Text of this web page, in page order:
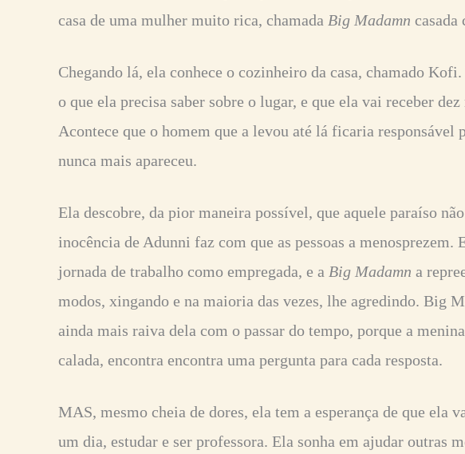
casa de uma mulher muito rica, chamada Big Madamn casada
Chegando lá, ela conhece o cozinheiro da casa, chamado
o que ela precisa saber sobre o lugar, e que ela vai receber
Acontece que o homem que a levou até lá ficaria responsável
nunca mais apareceu.
Ela descobre, da pior maneira possível, que aquele paraíso
inocência de Adunni faz com que as pessoas a menosprezem.
jornada de trabalho como empregada, e a Big Madamn a
modos, xingando e na maioria das vezes, lhe agredindo. Big
ainda mais raiva dela com o passar do tempo, porque a
calada, encontra encontra uma pergunta para cada resposta.
MAS, mesmo cheia de dores, ela tem a esperança de que ela
um dia, estudar e ser professora. Ela sonha em ajudar outras